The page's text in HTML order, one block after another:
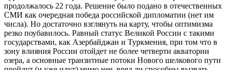
продолжалось 22 года. Решение было подано в отечественных
СМИ как очередная победа российской дипломатии (нет им
числа). Но достаточно взглянуть на карту, чтобы оптимизма
резко поубавилось. Равный статус Великой России с такими
государствами, как Азербайджан и Туркмения, при том что в
зону влияния России отойдет не более четверти акватории
озера, а основные транзитные потоки Нового шелкового пути